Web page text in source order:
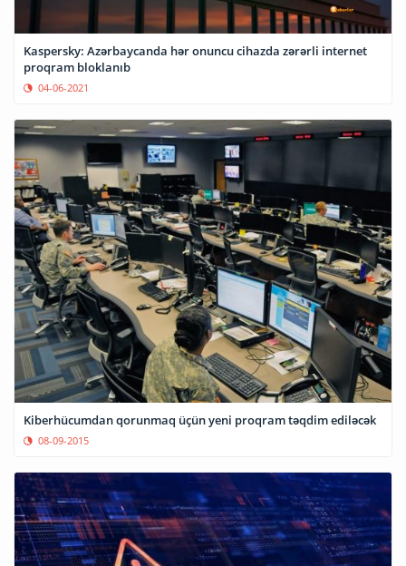
Kaspersky: Azərbaycanda hər onuncu cihazda zərərli internet
proqram bloklanıb
04-06-2021
Kiberhücumdan qorunmaq üçün yeni proqram təqdim ediləcək
08-09-2015